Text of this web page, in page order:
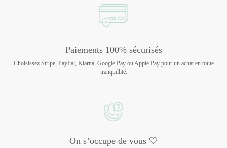
Paiements 100% sécurisés
Choisissez Stripe, PayPal, Klarna, Google Pay ou Apple Pay pour un achat en toute
tranquillité.
On s’occupe de vous 🤍